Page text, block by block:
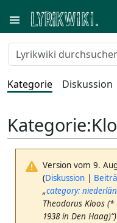
Kategorie Diskussion
Kategorie:
Version vom 9.
(Diskussion |
„category:
Theodorus Kloos (*
1938 in Den Haag)“)